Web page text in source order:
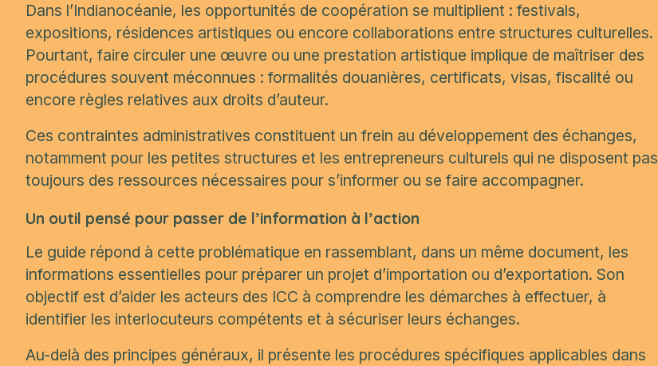
Dans l’Indianocéanie, les opportunités de coopération se multiplient : festivals,
expositions, résidences artistiques ou encore collaborations entre structures culturelles.
Pourtant, faire circuler une œuvre ou une prestation artistique implique de maîtriser des
procédures souvent méconnues : formalités douanières, certificats, visas, fiscalité ou
encore règles relatives aux droits d’auteur.
Ces contraintes administratives constituent un frein au développement des échanges,
notamment pour les petites structures et les entrepreneurs culturels qui ne disposent pas
toujours des ressources nécessaires pour s’informer ou se faire accompagner.
Un outil pensé pour passer de l’information à l’action
Le guide répond à cette problématique en rassemblant, dans un même document, les
informations essentielles pour préparer un projet d’importation ou d’exportation. Son
objectif est d’aider les acteurs des ICC à comprendre les démarches à effectuer, à
identifier les interlocuteurs compétents et à sécuriser leurs échanges.
Au-delà des principes généraux, il présente les procédures spécifiques applicables dans